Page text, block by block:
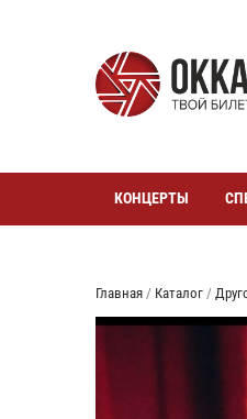
КОНЦЕРТЫ
Главная / Каталог /